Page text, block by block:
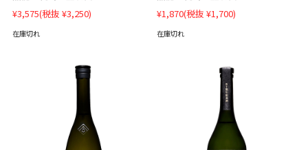
¥3,575(税抜 ¥3,250)
在庫切れ
¥1,870(税抜 ¥1,700)
在庫切れ